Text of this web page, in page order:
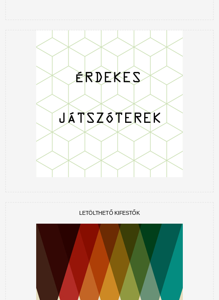
LETÖLTHETŐ KIFESTŐK